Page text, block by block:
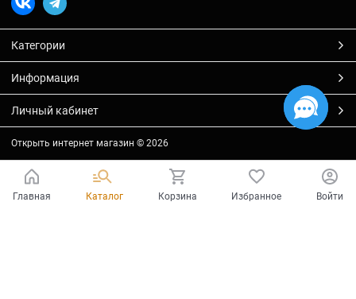
Категории
Информация
Личный кабинет
Открыть интернет магазин © 2026
Главная Каталог Корзина Избранное Войти